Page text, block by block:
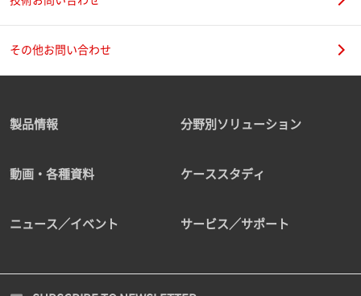
その他お問い合わせ
製品情報 分野別ソリューション
動画・各種資料 ケーススタディ
ニュース／イベント サービス／サポート